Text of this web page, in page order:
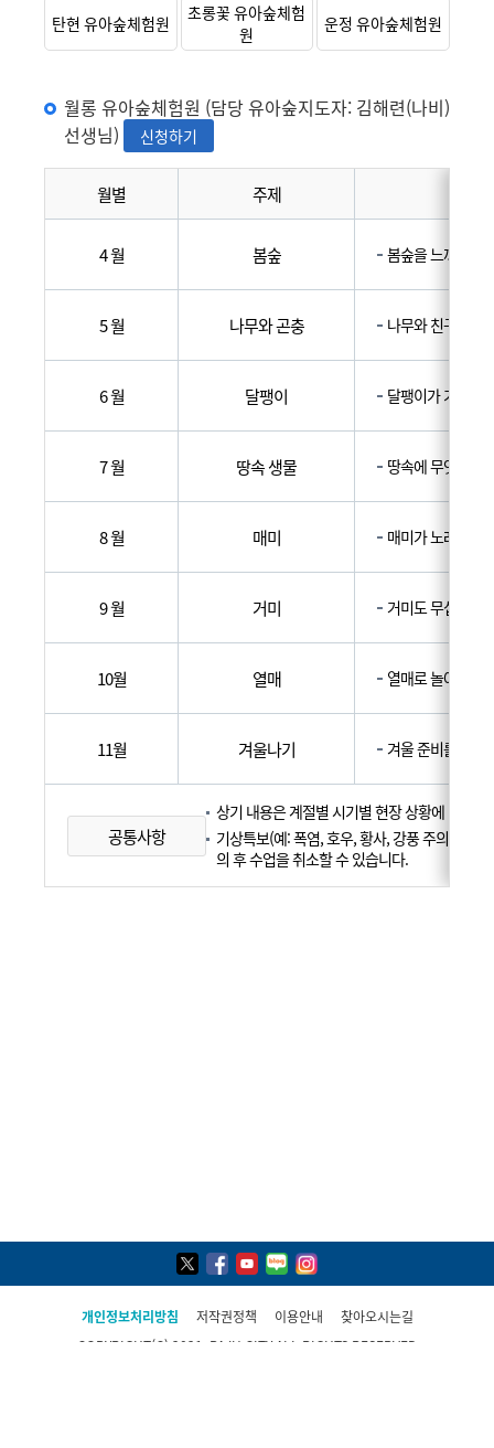
탄현 유아숲체험원
초롱꽃 유아숲체험
원
운정 유아숲체험원
월롱 유아숲체험원 (담당 유아숲지도자: 김해련(나비)
선생님)
신청하기
월별 주제
4 월 봄숲 봄숲을 느껴요
5 월 나무와 곤충 나무와 친구가 돼
6 월 달팽이 달팽이가 기어가
7 월 땅속 생물 땅속에 무엇이 있
8 월 매미 매미가 노래해요
9 월 거미 거미도 무섭지 않
10월 열매 열매로 놀아요
11월 겨울나기 겨울 준비를 해요
공통사항
상기 내용은 계절별 시기별 현장 상황에 따라
기상특보(예: 폭염, 호우, 황사, 강풍 주의보/경
의 후 수업을 취소할 수 있습니다.
개인정보처리방침 저작권정책 이용안내
찾아오시는길
COPYRIGHT(C) 2021, PAJU CITY ALL RIGHTS RESERVED